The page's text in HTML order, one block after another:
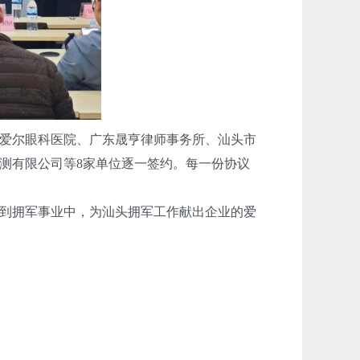
眼科医院、广东晟亨律师事务所、汕头市
有限公司等8家单位逐一签约。每一份协议
军事业中，为汕头拥军工作献出企业的爱